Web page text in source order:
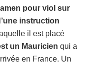
pour viol sur
instruction
il est placé
un Mauricien qui a
en France. Un